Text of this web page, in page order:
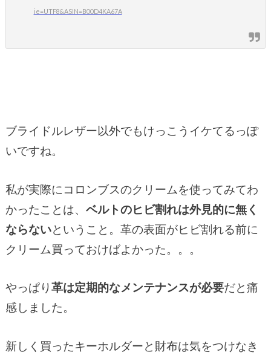
ie=UTF8&ASIN=B00D4KA67A
ブライドルレザー以外でもけっこうイケてるっぽ
いですね。
私が実際にコロンブスのクリームを使ってみてわ
かったことは、 ベルトのヒビ割れは外見的に無く
ならないということ。革の表面がヒビ割れる前に
クリーム買っておけばよかった。。。
やっぱり革は定期的なメンテナンスが必要だと痛
感しました。
新しく買ったキーホルダーと財布は気をつけなき